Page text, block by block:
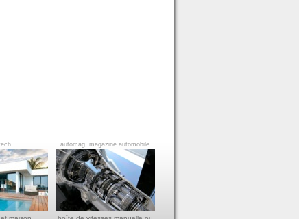
automag, magazine automobile